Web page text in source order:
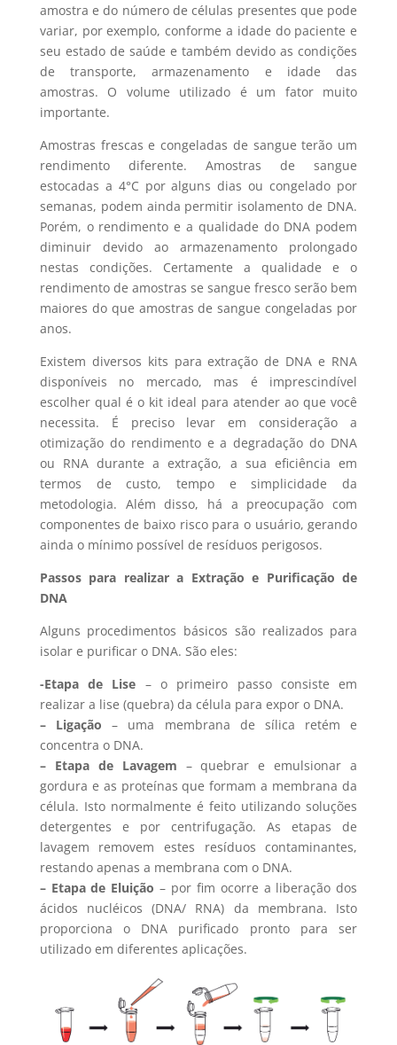
amostra e do número de células presentes que pode
variar, por exemplo, conforme a idade do paciente e
seu estado de saúde e também devido as condições
de transporte, armazenamento e idade das
amostras. O volume utilizado é um fator muito
importante.
Amostras frescas e congeladas de sangue terão um
rendimento diferente. Amostras de sangue
estocadas a 4°C por alguns dias ou congelado por
semanas, podem ainda permitir isolamento de DNA.
Porém, o rendimento e a qualidade do DNA podem
diminuir devido ao armazenamento prolongado
nestas condições. Certamente a qualidade e o
rendimento de amostras se sangue fresco serão bem
maiores do que amostras de sangue congeladas por
anos.
Existem diversos kits para extração de DNA e RNA
disponíveis no mercado, mas é imprescindível
escolher qual é o kit ideal para atender ao que você
necessita. É preciso levar em consideração a
otimização do rendimento e a degradação do DNA
ou RNA durante a extração, a sua eficiência em
termos de custo, tempo e simplicidade da
metodologia. Além disso, há a preocupação com
componentes de baixo risco para o usuário, gerando
ainda o mínimo possível de resíduos perigosos.
Passos para realizar a Extração e Purificação de
DNA
Alguns procedimentos básicos são realizados para
isolar e purificar o DNA. São eles:
-Etapa de Lise – o primeiro passo consiste em
realizar a lise (quebra) da célula para expor o DNA.
– Ligação– uma membrana de sílica retém e
concentra o DNA.
– Etapa de Lavagem – quebrar e emulsionar a
gordura e as proteínas que formam a membrana da
célula. Isto normalmente é feito utilizando soluções
detergentes e por centrifugação. As etapas de
lavagem removem estes resíduos contaminantes,
restando apenas a membrana com o DNA.
– Etapa de Eluição – por fim ocorre a liberação dos
ácidos nucléicos (DNA/ RNA) da membrana. Isto
proporciona o DNA purificado pronto para ser
utilizado em diferentes aplicações.